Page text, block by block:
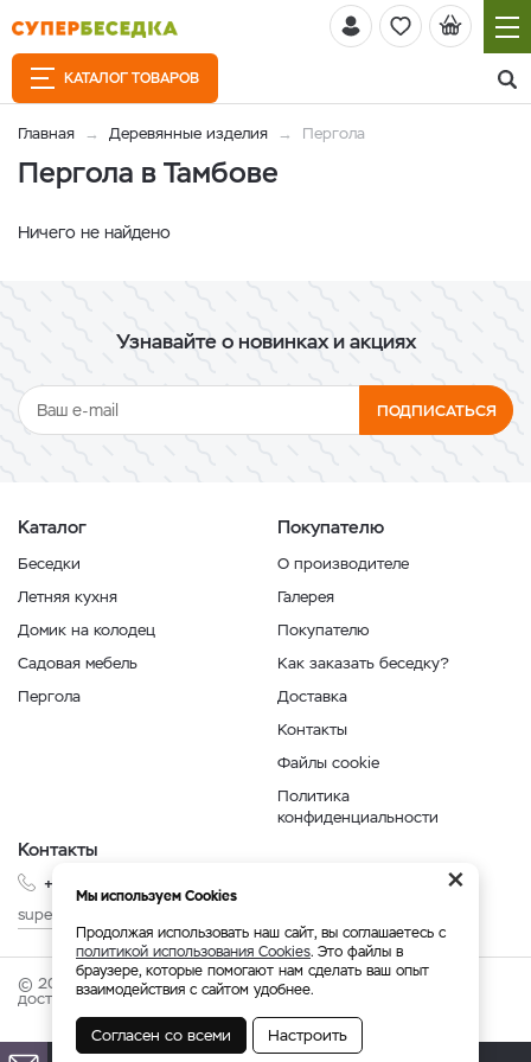
КАТАЛОГ ТОВАРОВ
Главная Деревянные изделия Пергола
Пергола в Тамбове
Ничего не найдено
Узнавайте о новинках и акциях
ПОДПИСАТЬСЯ
Каталог
Беседки
Летняя кухня
Домик на колодец
Садовая мебель
Пергола
Покупателю
О производителе
Галерея
Покупателю
Как заказать беседку?
Доставка
Контакты
Файлы cookie
Политика
конфиденциальности
Контакты
+7 999 210-35-35
superbesedka@mail.ru
© 2026 superbesedka.com - беседки от производителя с
доставкой по России.
×
Мы используем Cookies
Продолжая использовать наш сайт, вы соглашаетесь с
политикой использования Cookies. Это файлы в
браузере, которые помогают нам сделать ваш опыт
взаимодействия с сайтом удобнее.
Согласен со всеми Настроить